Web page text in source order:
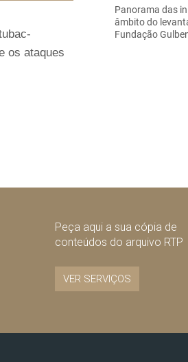
os ataques
Panorama das
âmbito do
Fundação
Peça aqui a sua cópia de
conteúdos do arquivo RTP
VER SERVIÇOS